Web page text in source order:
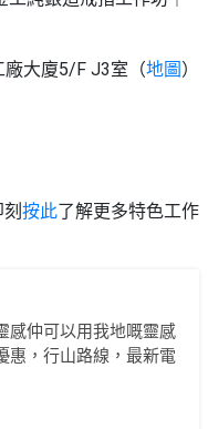
廠大廈5/F J3室（地圖）
按此了解更多特色工作
感仲可以用我地嘅靈感
惠，行山路線，最新電